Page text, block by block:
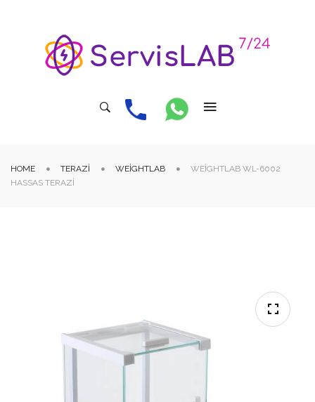
HOME TERAZI WEIGHTLAB
WEIGHTLAB WL-6002
HASSAS TERAZI